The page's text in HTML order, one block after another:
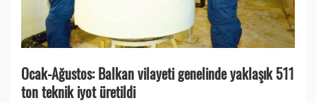
Ocak-Ağustos: Balkan vilayeti genelinde yaklaşık 511
ton teknik iyot üretildi